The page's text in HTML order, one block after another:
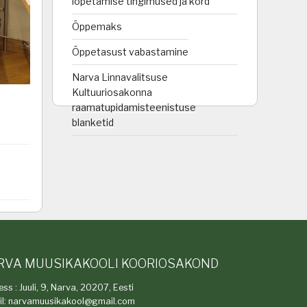
Õppemaks
Õppetasust vabastamine
Narva Linnavalitsuse
Kultuuriosakonna
raamatupidamisteenistuse
blanketid
MUUSIKAKOOLI KOORIOSAKOND
: Juuli, 9, Narva, 20207, Eesti
narvamuusikakool@gmail.com